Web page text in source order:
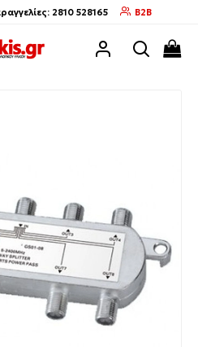
2810 528165 B2B